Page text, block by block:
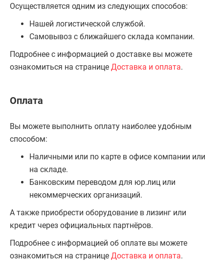
Осуществляется одним из следующих способов:
Нашей логистической службой.
Самовывоз с ближайшего склада компании.
Подробнее с информацией о доставке вы можете
ознакомиться на странице Доставка и оплата.
Оплата
Вы можете выполнить оплату наиболее удобным
способом:
Наличными или по карте в офисе компании или
на складе.
Банковским переводом для юр.лиц или
некоммерческих организаций.
А также приобрести оборудование в лизинг или
кредит через официальных партнёров.
Подробнее с информацией об оплате вы можете
ознакомиться на странице Доставка и оплата.